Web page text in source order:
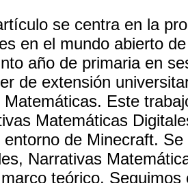
se centra en la
en el mundo abierto
año de primaria en
de extensión
Matemáticas. Este
Matemáticas
entorno de Minecraft.
Narrativas
teórico.